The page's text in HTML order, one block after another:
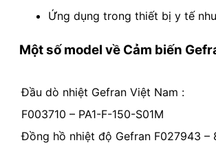
Ứng dụng trong thiết bị y tế
Một số model về Cảm biến
Đầu dò nhiệt Gefran Việt Nam :
F003710 – PA1-F-150-S01M
Đồng hồ nhiệt độ Gefran F027943 –